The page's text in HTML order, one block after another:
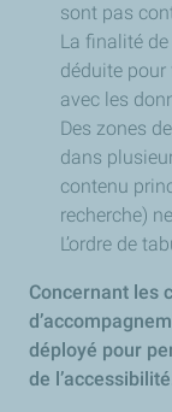
sont pas
La finalité
déduite
avec les
Des zones
dans
contenu
recherche)
L’ordre de
Concernant les
déployé pour
de